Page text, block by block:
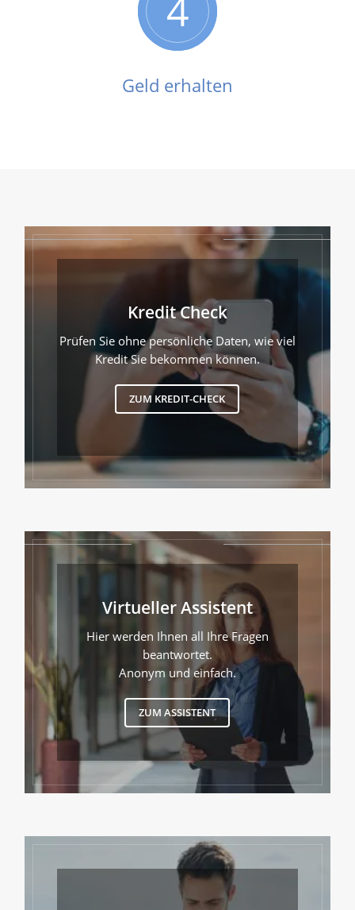
4
Geld erhalten
Kredit Check
Prüfen Sie ohne persönliche Daten, wie viel
Kredit Sie bekommen können.
ZUM KREDIT-CHECK
Virtueller Assistent
Hier werden Ihnen all Ihre Fragen
beantwortet.
Anonym und einfach.
ZUM ASSISTENT